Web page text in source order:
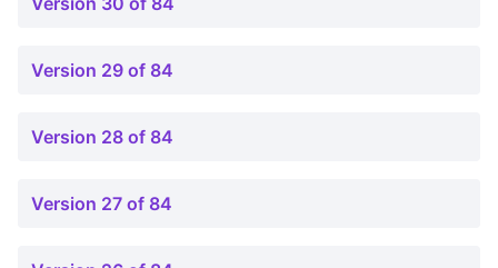
Version 29 of 84
Version 28 of 84
Version 27 of 84